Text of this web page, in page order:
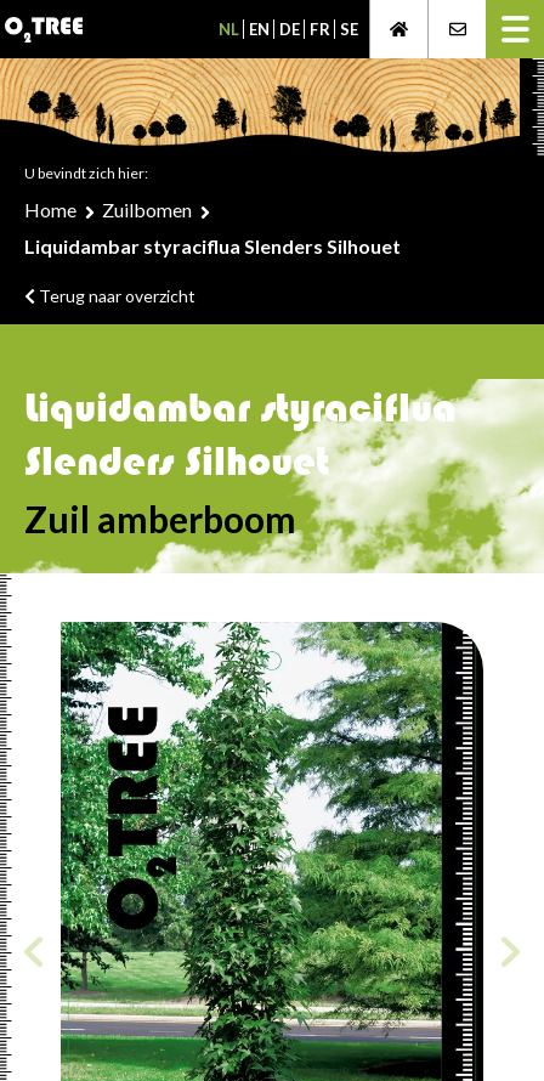
NL EN DE FR SE
U bevindt zich hier:
Home
Zuilbomen
Liquidambar styraciflua Slenders Silhouet
Terug naar overzicht
Liquidambar styraciflua
Slenders Silhouet
Zuil amberboom